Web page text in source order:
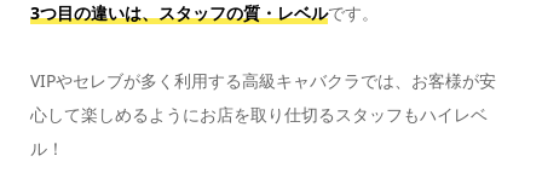
3つ目の違いは、スタッフの質・レベルです。
VIPやセレブが多く利用する高級キャバクラでは、お客様が安
心して楽しめるようにお店を取り仕切るスタッフもハイレベ
ル！